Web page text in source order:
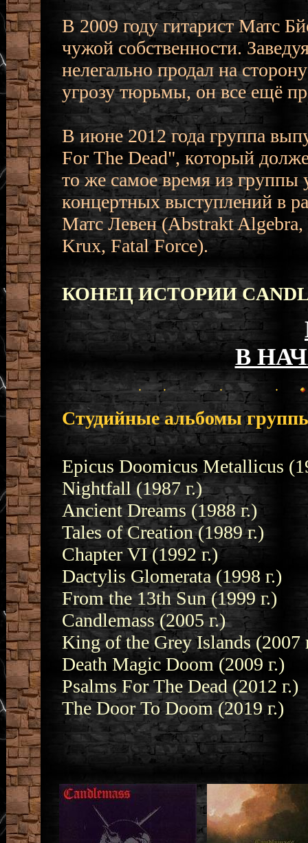
В 2009 году гитарист Матс
чужой собственности.
нелегально продал на
угрозу тюрьмы, он все ещё
В июне 2012 года группа
For The Dead", который
то же самое время из группы
концертных выступлений в
Матс Левен (Abstrakt
Krux, Fatal Force).
КОНЕЦ ИСТОРИИ
В
Студийные альбомы
Epicus Doomicus Metallicus
Nightfall (1987 г.)
Ancient Dreams (1988 г.)
Tales of Creation (1989 г.)
Chapter VI (1992 г.)
Dactylis Glomerata (1998 г.)
From the 13th Sun (1999 г.)
Candlemass (2005 г.)
King of the Grey Islands (2007
Death Magic Doom (2009 г.)
Psalms For The Dead (2012 г.)
The Door To Doom (2019 г.)